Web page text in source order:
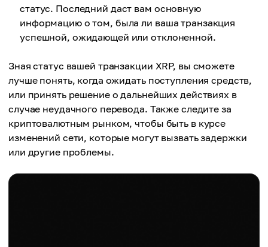
статус. Последний даст вам основную
информацию о том, была ли ваша транзакция
успешной, ожидающей или отклоненной.
Зная статус вашей транзакции XRP, вы сможете
лучше понять, когда ожидать поступления средств,
или принять решение о дальнейших действиях в
случае неудачного перевода. Также следите за
криптовалютным рынком, чтобы быть в курсе
изменений сети, которые могут вызвать задержки
или другие проблемы.